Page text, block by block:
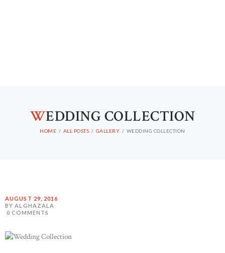
WEDDING COLLECTION
HOME ALL POSTS GALLERY WEDDING COLLECTION
AUGUST 29, 2016
BY ALGHAZALA
0 COMMENTS